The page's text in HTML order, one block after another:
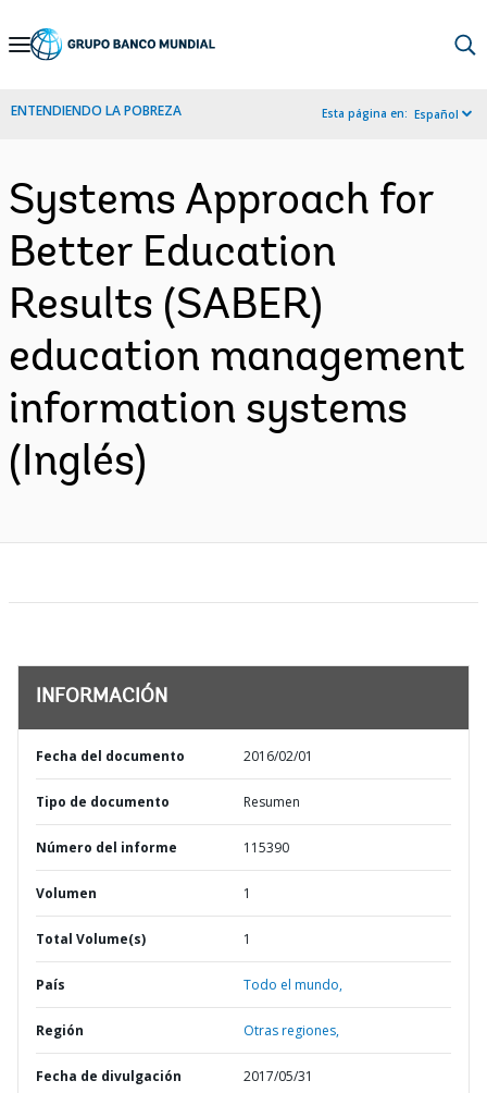
Skip
Navigation
ENTENDIENDO LA POBREZA Esta página en: Español
Systems Approach for
Better Education
Results (SABER)
education management
information systems
(Inglés)
INFORMACIÓN
Fecha del documento 2016/02/01
Tipo de documento Resumen
Número del informe 115390
Volumen 1
Total Volume(s) 1
País Todo el mundo,
Región Otras regiones,
Fecha de divulgación 2017/05/31